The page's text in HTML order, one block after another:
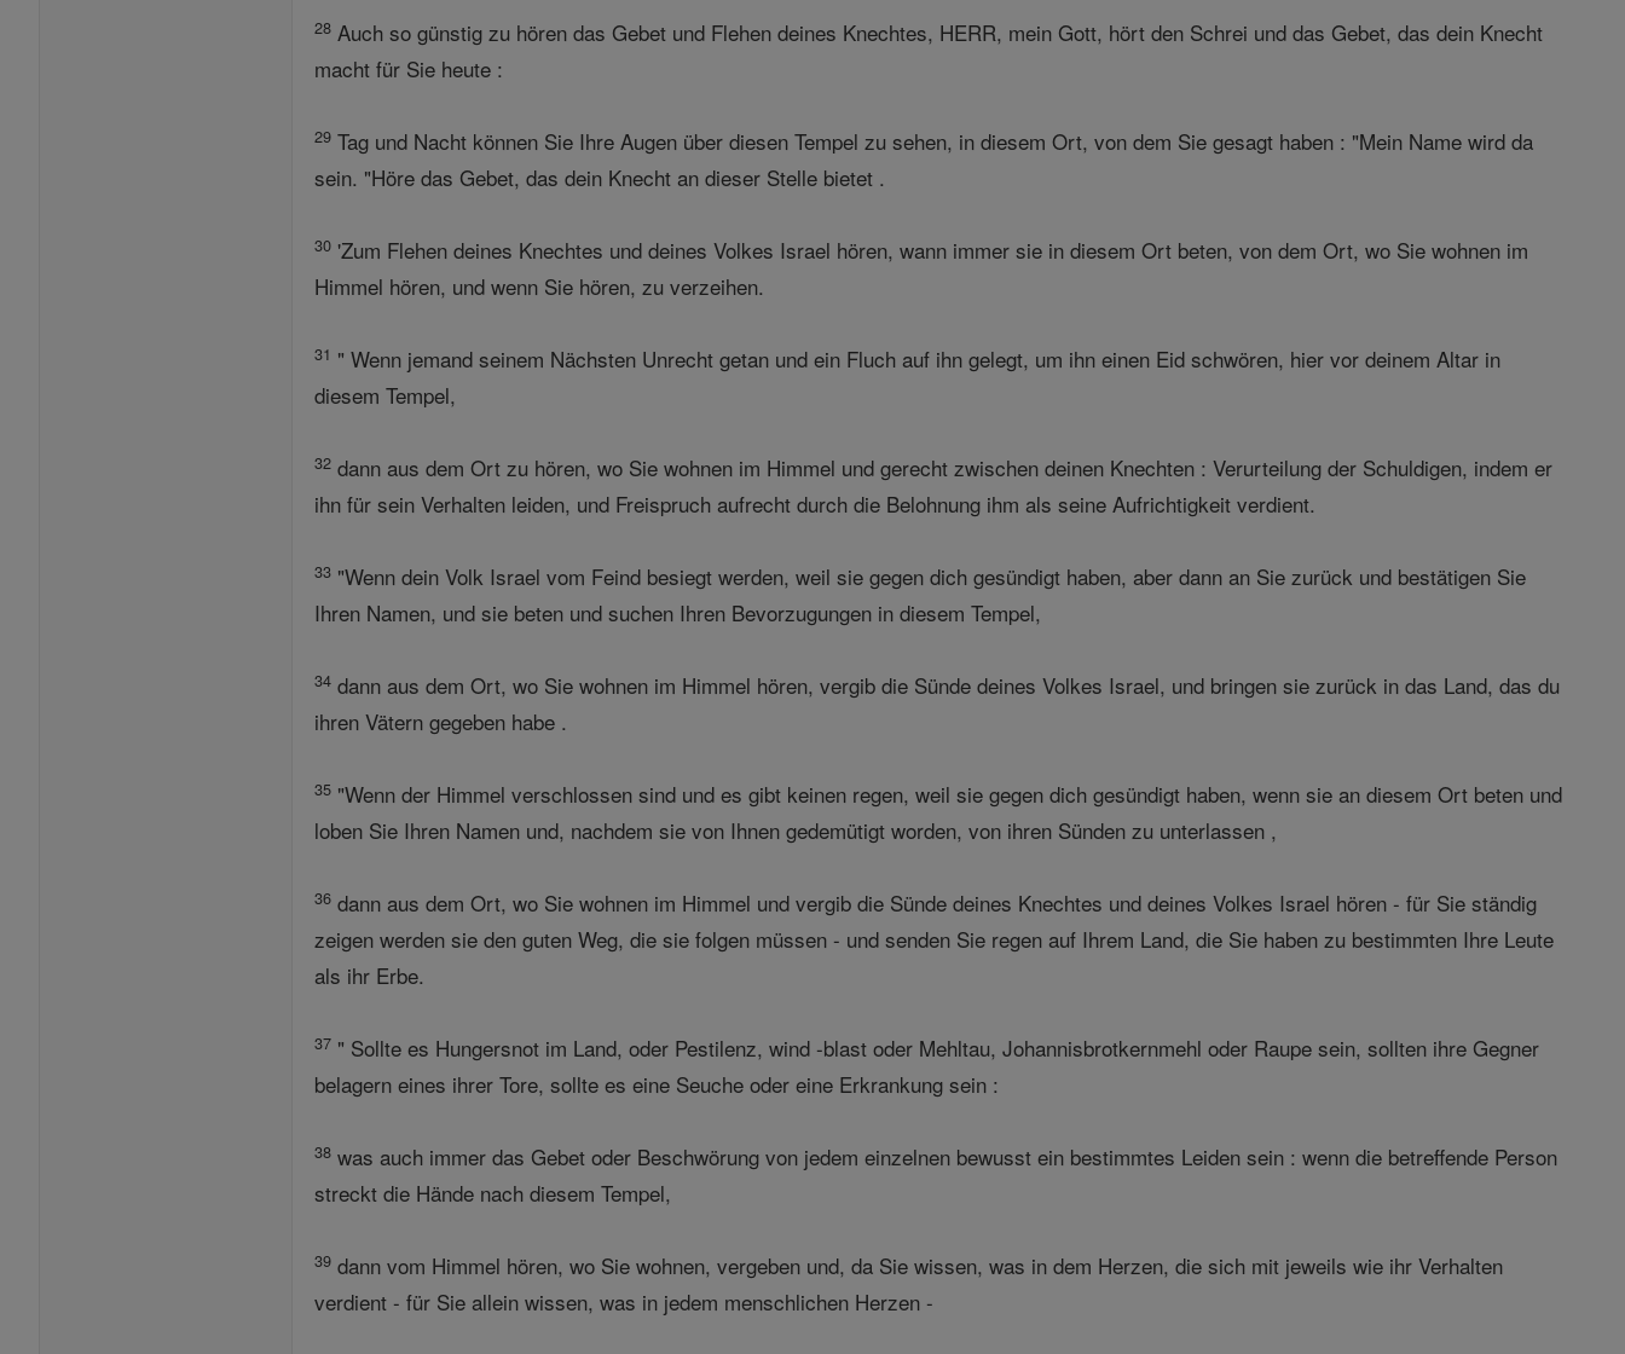
28 Auch so günstig zu hören das Gebet und Flehen deines Knechtes, HERR, mein Gott, hört den Schrei und das Gebet, das dein Knecht
macht für Sie heute :
29 Tag und Nacht können Sie Ihre Augen über diesen Tempel zu sehen, in diesem Ort, von dem Sie gesagt haben : "Mein Name wird da
sein. "Höre das Gebet, das dein Knecht an dieser Stelle bietet .
30 'Zum Flehen deines Knechtes und deines Volkes Israel hören, wann immer sie in diesem Ort beten, von dem Ort, wo Sie wohnen im
Himmel hören, und wenn Sie hören, zu verzeihen.
31 " Wenn jemand seinem Nächsten Unrecht getan und ein Fluch auf ihn gelegt, um ihn einen Eid schwören, hier vor deinem Altar in
diesem Tempel,
32 dann aus dem Ort zu hören, wo Sie wohnen im Himmel und gerecht zwischen deinen Knechten : Verurteilung der Schuldigen, indem er
ihn für sein Verhalten leiden, und Freispruch aufrecht durch die Belohnung ihm als seine Aufrichtigkeit verdient.
33 "Wenn dein Volk Israel vom Feind besiegt werden, weil sie gegen dich gesündigt haben, aber dann an Sie zurück und bestätigen Sie
Ihren Namen, und sie beten und suchen Ihren Bevorzugungen in diesem Tempel,
34 dann aus dem Ort, wo Sie wohnen im Himmel hören, vergib die Sünde deines Volkes Israel, und bringen sie zurück in das Land, das du
ihren Vätern gegeben habe .
35 "Wenn der Himmel verschlossen sind und es gibt keinen regen, weil sie gegen dich gesündigt haben, wenn sie an diesem Ort beten und
loben Sie Ihren Namen und, nachdem sie von Ihnen gedemütigt worden, von ihren Sünden zu unterlassen ,
36 dann aus dem Ort, wo Sie wohnen im Himmel und vergib die Sünde deines Knechtes und deines Volkes Israel hören - für Sie ständig
zeigen werden sie den guten Weg, die sie folgen müssen - und senden Sie regen auf Ihrem Land, die Sie haben zu bestimmten Ihre Leute
als ihr Erbe.
37 " Sollte es Hungersnot im Land, oder Pestilenz, wind -blast oder Mehltau, Johannisbrotkernmehl oder Raupe sein, sollten ihre Gegner
belagern eines ihrer Tore, sollte es eine Seuche oder eine Erkrankung sein :
38 was auch immer das Gebet oder Beschwörung von jedem einzelnen bewusst ein bestimmtes Leiden sein : wenn die betreffende Person
streckt die Hände nach diesem Tempel,
39 dann vom Himmel hören, wo Sie wohnen, vergeben und, da Sie wissen, was in dem Herzen, die sich mit jeweils wie ihr Verhalten
verdient - für Sie allein wissen, was in jedem menschlichen Herzen -